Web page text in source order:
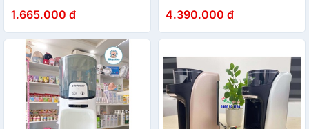
1.665.000 đ
Brezza Mini Phiên Bản Mới
Nhất 2023 Bảo Hành 1 Năm
4.390.000 đ